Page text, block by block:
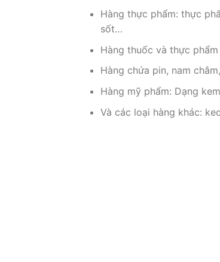
Hàng thực phẩm: thực
sốt…
Hàng thuốc và thực
Hàng chứa pin, nam
Hàng mỹ phẩm: Dạng
Và các loại hàng khác: